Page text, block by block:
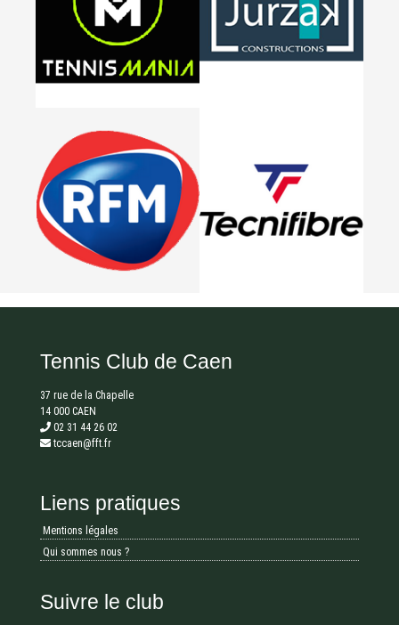
Tennis Club de Caen
37 rue de la Chapelle
14 000 CAEN
02 31 44 26 02
tccaen@fft.fr
Liens pratiques
Mentions légales
Qui sommes nous ?
Suivre le club